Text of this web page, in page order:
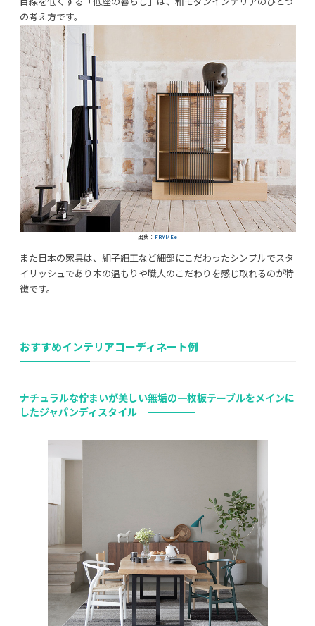
の考え方です。
出典： FRYMEe
また日本の家具は、組子細工など細部にこだわったシンプルでスタ
イリッシュであり木の温もりや職人のこだわりを感じ取れるのが特
徴です。
おすすめインテリアコーディネート例
ナチュラルな佇まいが美しい無垢の一枚板テーブルをメインに
したジャパンディスタイル